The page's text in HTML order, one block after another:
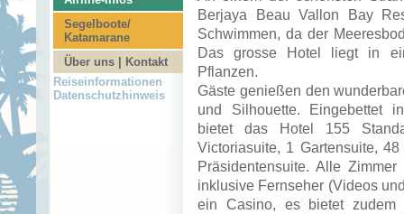
Segelboote/
Katamarane
Über uns | Kontakt
Reiseinformationen
Datenschutzhinweis
Berjaya Beau Vallon Bay
Schwimmen, da der
Das grosse Hotel liegt in
Pflanzen.
Gäste genießen den
und Silhouette. Eingebettet
bietet das Hotel 155
Victoriasuite, 1 Gartensuite,
Präsidentensuite. Alle
inklusive Fernseher (Videos
ein Casino, es bietet zudem